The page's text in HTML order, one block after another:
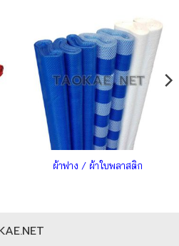
ผ้าฟาง / ผ้าใบพลาสติก